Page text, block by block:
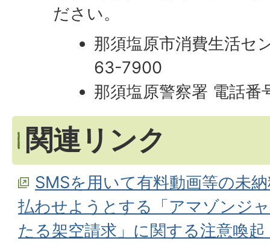
ださい。
那須塩原市消費生活セ
63-7900
那須塩原警察署 電話
関連リンク
SMSを用いて有料動画等の未
払わせようとする「アマゾンジ
たる架空請求」に関する注意喚